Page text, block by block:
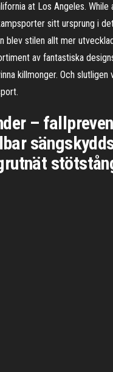
at Los Angeles.
sitt ursprung i
blev stilen allt mer
av fantastiska
killmonger. Och slutligen
–